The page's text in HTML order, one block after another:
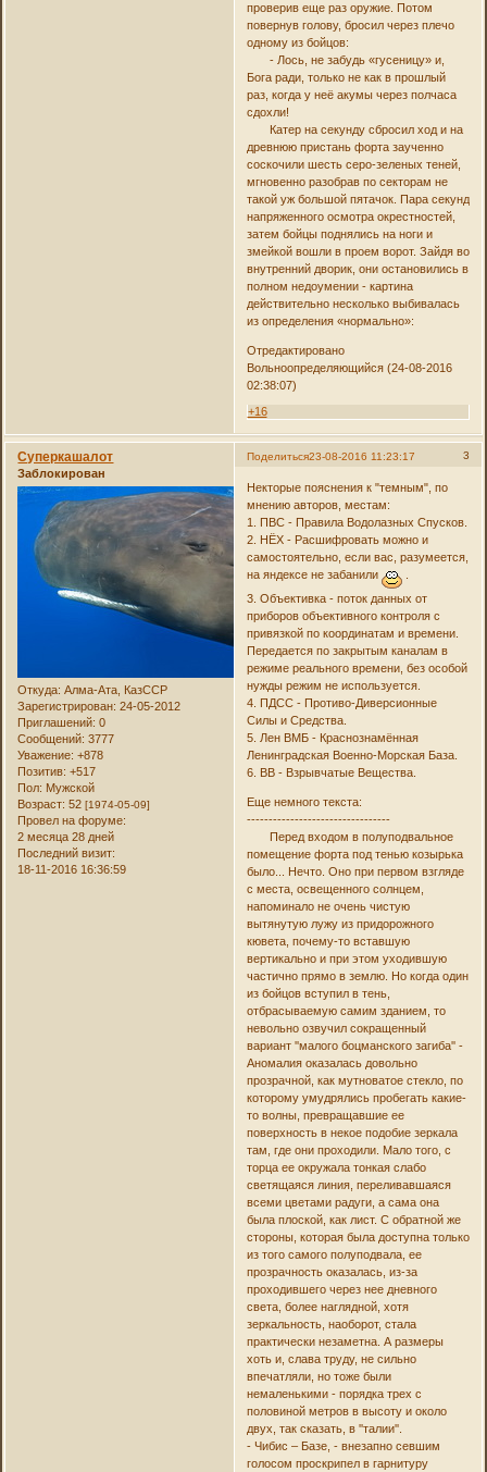
проверив еще раз оружие. Потом
повернув голову, бросил через плечо
одному из бойцов:
- Лось, не забудь «гусеницу» и,
Бога ради, только не как в прошлый
раз, когда у неё акумы через полчаса
сдохли!
Катер на секунду сбросил ход и на
древнюю пристань форта заученно
соскочили шесть серо-зеленых теней,
мгновенно разобрав по секторам не
такой уж большой пятачок. Пара секунд
напряженного осмотра окрестностей,
затем бойцы поднялись на ноги и
змейкой вошли в проем ворот. Зайдя во
внутренний дворик, они остановились в
полном недоумении - картина
действительно несколько выбивалась
из определения «нормально»:
Отредактировано
Вольноопределяющийся (24-08-2016
02:38:07)
+16
Поделиться 3
23-08-2016 11:23:17
Суперкашалот
Заблокирован
Откуда: Алма-Ата, КазССР
Зарегистрирован: 24-05-2012
Приглашений: 0
Сообщений: 3777
Уважение: +878
Позитив: +517
Пол: Мужской
Возраст: 52[1974-05-09]
Провел на форуме:
2 месяца 28 дней
Последний визит:
18-11-2016 16:36:59
Некторые пояснения к "темным", по
мнению авторов, местам:
1. ПВС - Правила Водолазных Спусков.
2. НЁХ - Расшифровать можно и
самостоятельно, если вас, разумеется,
на яндексе не забанили
3. Объективка - поток данных от
приборов объективного контроля с
привязкой по координатам и времени.
Передается по закрытым каналам в
режиме реального времени, без особой
нужды режим не используется.
4. ПДСС - Противо-Диверсионные
Силы и Средства.
5. Лен ВМБ - Краснознамённая
Ленинградская Военно-Морская База.
6. ВВ - Взрывчатые Вещества.
Еще немного текста:
---------------------------------
Перед входом в полуподвальное
помещение форта под тенью козырька
было... Нечто. Оно при первом взгляде
с места, освещенного солнцем,
напоминало не очень чистую
вытянутую лужу из придорожного
кювета, почему-то вставшую
вертикально и при этом уходившую
частично прямо в землю. Но когда один
из бойцов вступил в тень,
отбрасываемую самим зданием, то
невольно озвучил сокращенный
вариант ''малого боцманского загиба'' -
Аномалия оказалась довольно
прозрачной, как мутноватое стекло, по
которому умудрялись пробегать какие-
то волны, превращавшие ее
поверхность в некое подобие зеркала
там, где они проходили. Мало того, с
торца ее окружала тонкая слабо
светящаяся линия, переливавшаяся
всеми цветами радуги, а сама она
была плоской, как лист. С обратной же
стороны, которая была доступна только
из того самого полуподвала, ее
прозрачность оказалась, из-за
проходившего через нее дневного
света, более наглядной, хотя
зеркальность, наоборот, стала
практически незаметна. А размеры
хоть и, слава труду, не сильно
впечатляли, но тоже были
немаленькими - порядка трех с
половиной метров в высоту и около
двух, так сказать, в ''талии''.
- Чибис – Базе, - внезапно севшим
голосом проскрипел в гарнитуру